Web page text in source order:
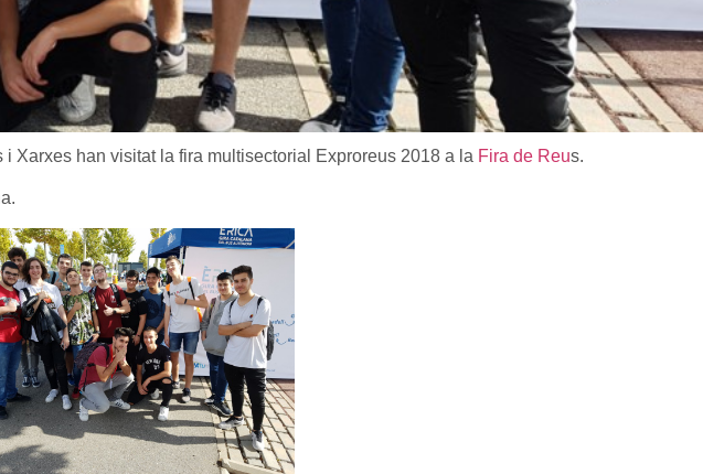
Xarxes han visitat la fira multisectorial Exproreus 2018 a la Fira de Reus.